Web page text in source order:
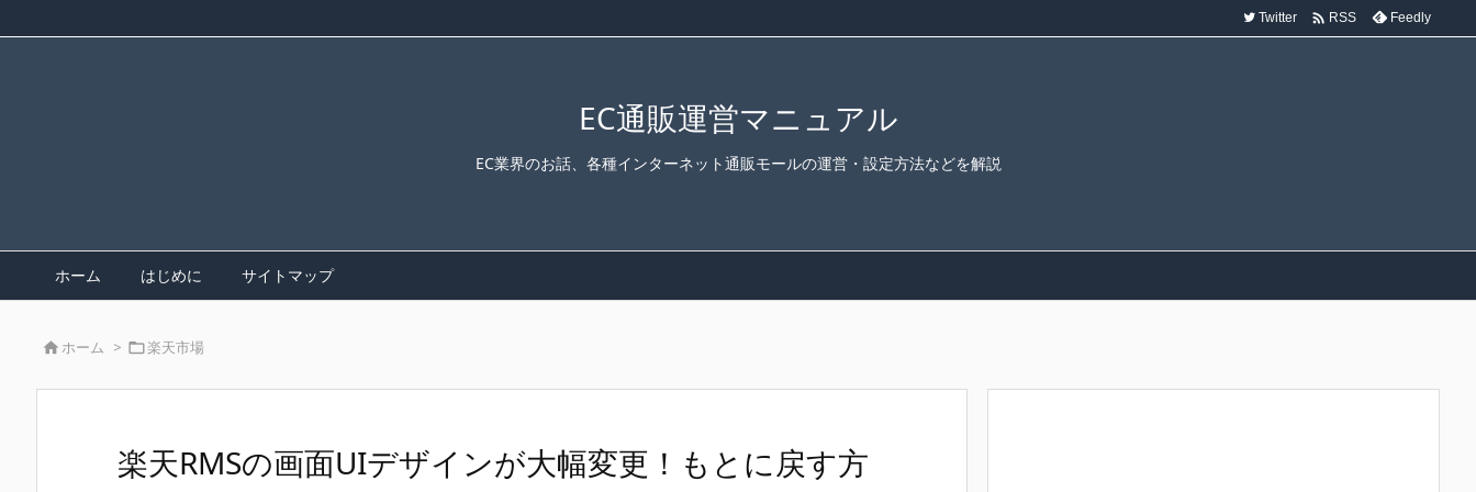
EC通販運営マニュアル
EC業界のお話、各種インターネット通販モールの運営・設定方法などを解説
ホーム はじめに サイトマップ
Twitter  RSS Feedly
 ホーム > 楽天市場
楽天RMSの画面UIデザインが大幅変更！もとに戻す方